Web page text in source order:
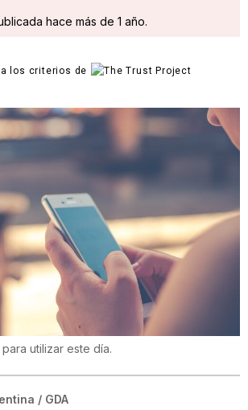
hace más de 1 año.
los criterios de
utilizar este día.
/ GDA